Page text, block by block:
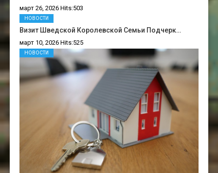
март 26, 2026 Hits:503
Визит Шведской Королевской Семьи Подчерк…
март 10, 2026 Hits:525
НОВОСТИ
НОВОСТИ